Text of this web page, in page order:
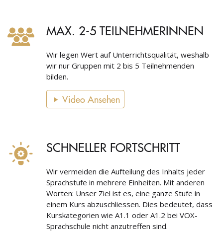
MAX. 2-5 TEILNEHMERINNEN
Wir legen Wert auf Unterrichtsqualität, weshalb
wir nur Gruppen mit 2 bis 5 Teilnehmenden
bilden.
Video Ansehen
SCHNELLER FORTSCHRITT
Wir vermeiden die Aufteilung des Inhalts jeder
Sprachstufe in mehrere Einheiten. Mit anderen
Worten: Unser Ziel ist es, eine ganze Stufe in
einem Kurs abzuschliessen. Dies bedeutet, dass
Kurskategorien wie A1.1 oder A1.2 bei VOX-
Sprachschule nicht anzutreffen sind.